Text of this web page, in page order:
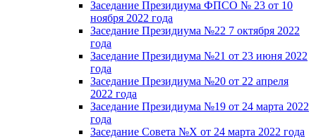
Заседание Президиума ФПСО № 23 от 10
ноября 2022 года
Заседание Президиума №22 7 октября 2022
года
Заседание Президиума №21 от 23 июня 2022
года
Заседание Президиума №20 от 22 апреля
2022 года
Заседание Президиума №19 от 24 марта 2022
года
Заседание Совета №X от 24 марта 2022 года